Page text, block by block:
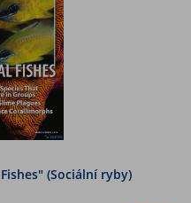
(Sociální ryby)